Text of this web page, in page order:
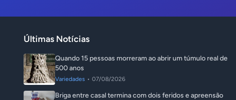
Últimas Notícias
Quando 15 pessoas morreram ao abrir um túmulo real de
500 anos
Variedades • 07/08/2026
Briga entre casal termina com dois feridos e apreensão